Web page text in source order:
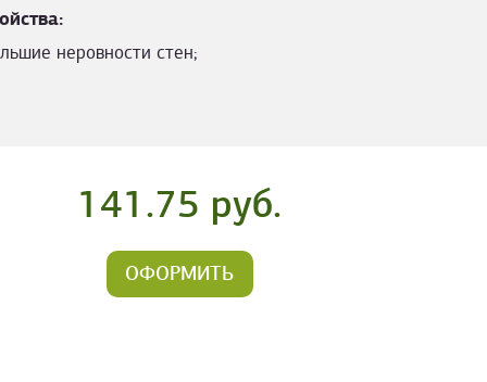
неровности стен;
141.75 руб.
ОФОРМИТЬ